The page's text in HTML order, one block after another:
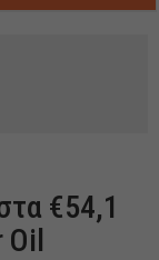
€54,1
Oil